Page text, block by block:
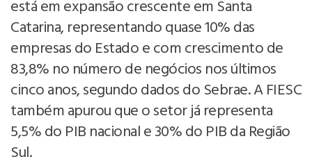
está em expansão crescente em Santa
Catarina, representando quase 10% das
empresas do Estado e com crescimento de
83,8% no número de negócios nos últimos
cinco anos, segundo dados do Sebrae. A FIESC
também apurou que o setor já representa
5,5% do PIB nacional e 30% do PIB da Região
Sul.